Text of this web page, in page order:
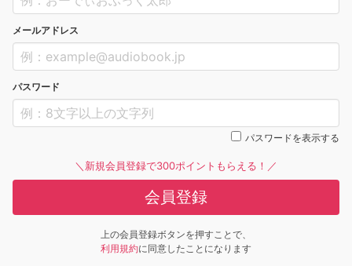
メールアドレス
パスワード
パスワードを表示する
＼新規会員登録で300ポイントもらえる！／
会員登録
上の会員登録ボタンを押すことで、
利用規約に同意したことになります